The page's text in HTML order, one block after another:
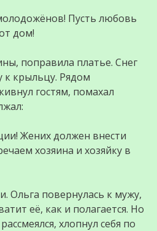
Пусть любовь
дом!
поправила платье. Снег
крыльцу. Рядом
гостям, помахал
Жених должен внести
хозяина и хозяйку в
Ольга повернулась к мужу,
её, как и полагается. Но
хлопнул себя по